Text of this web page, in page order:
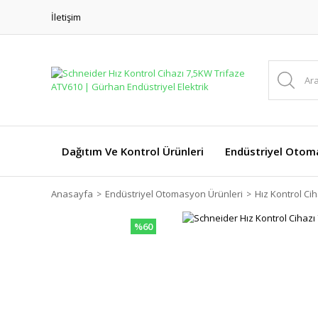
İletişim
Dağıtım Ve Kontrol Ürünleri Endüstriyel
Anasayfa Endüstriyel Otomasyon Ürünleri Hız Kontrol
%60